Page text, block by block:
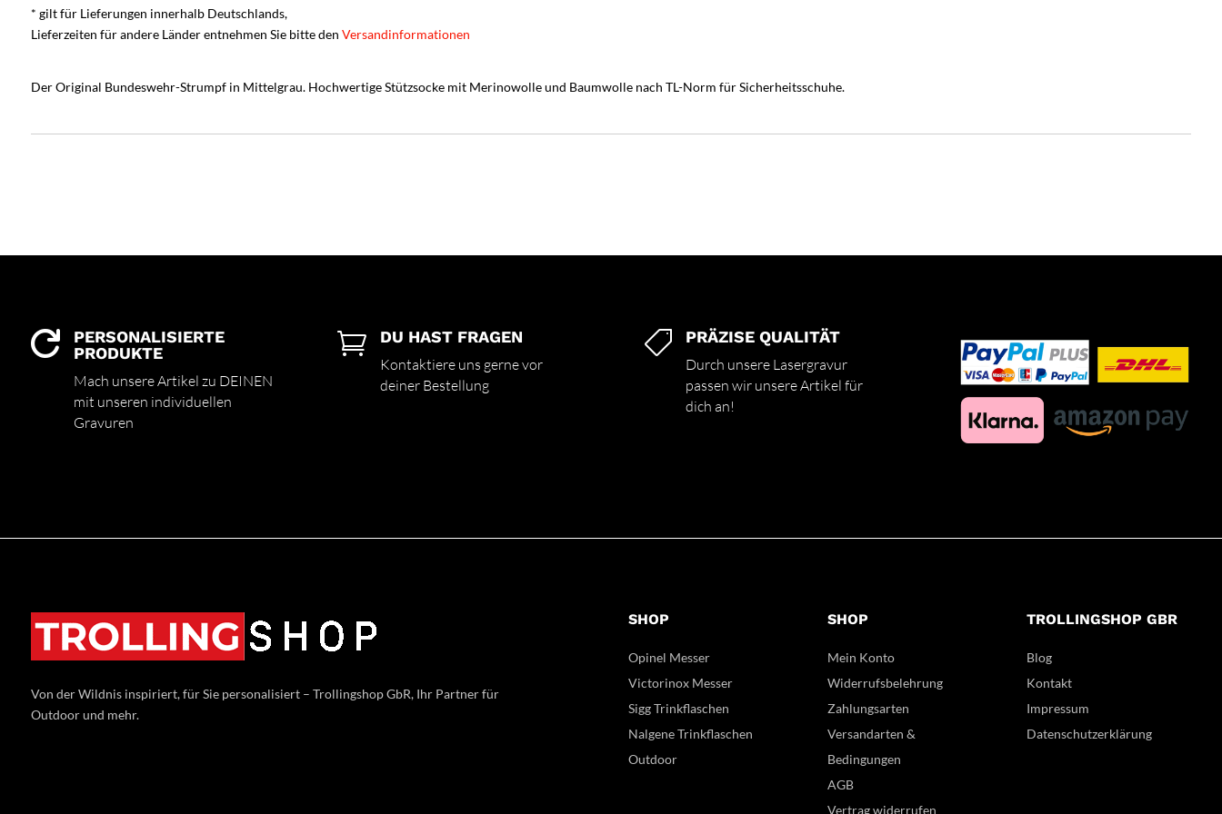
* gilt für Lieferungen innerhalb Deutschlands,
Lieferzeiten für andere Länder entnehmen Sie bitte den Versandinformationen
Der Original Bundeswehr-Strumpf in Mittelgrau. Hochwertige Stützsocke mit Merinowolle und Baumwolle nach TL-Norm für Sicherheitsschuhe.

PERSONALISIERTE
PRODUKTE
Mach unsere Artikel zu DEINEN
mit unseren individuellen
Gravuren
 DU HAST FRAGEN
Kontaktiere uns gerne vor
deiner Bestellung
 PRÄZISE QUALITÄT
Durch unsere Lasergravur
passen wir unsere Artikel für
dich an!
Von der Wildnis inspiriert, für Sie personalisiert – Trollingshop GbR, Ihr Partner für
Outdoor und mehr.
SHOP
Opinel Messer
Victorinox Messer
Sigg Trinkflaschen
Nalgene Trinkflaschen
Outdoor
SHOP
Mein Konto
Widerrufsbelehrung
Zahlungsarten
Versandarten &
Bedingungen
AGB
Vertrag widerrufen
TROLLINGSHOP GBR
Blog
Kontakt
Impressum
Datenschutzerklärung